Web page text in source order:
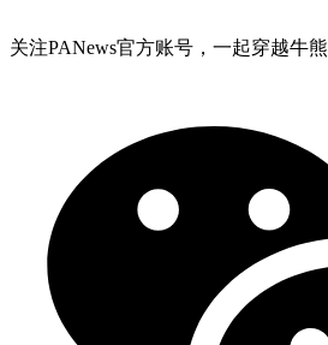
关注PANews官方账号，一起穿越牛熊